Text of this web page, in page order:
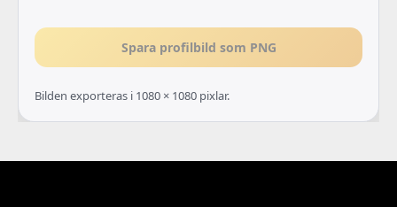
Spara profilbild som PNG
Bilden exporteras i 1080 × 1080 pixlar.